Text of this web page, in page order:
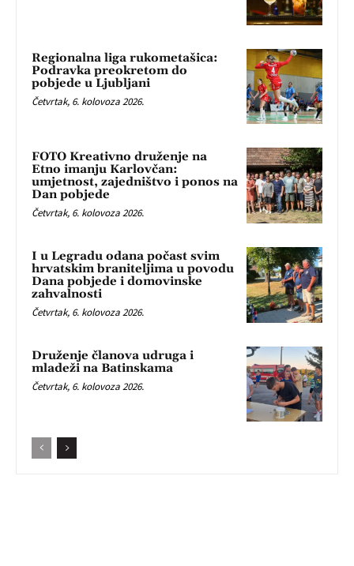
Regionalna liga rukometašica:
Podravka preokretom do
pobjede u Ljubljani
Četvrtak, 6. kolovoza 2026.
FOTO Kreativno druženje na
Etno imanju Karlovčan:
umjetnost, zajedništvo i ponos na
Dan pobjede
Četvrtak, 6. kolovoza 2026.
I u Legradu odana počast svim
hrvatskim braniteljima u povodu
Dana pobjede i domovinske
zahvalnosti
Četvrtak, 6. kolovoza 2026.
Druženje članova udruga i
mladeži na Batinskama
Četvrtak, 6. kolovoza 2026.